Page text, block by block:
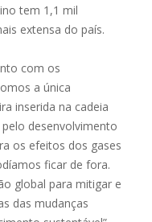
tem 1,1 mil
extensa do país.
com os
a única
inserida na cadeia
desenvolvimento
os efeitos dos gases
ficar de fora.
global para mitigar e
das mudanças